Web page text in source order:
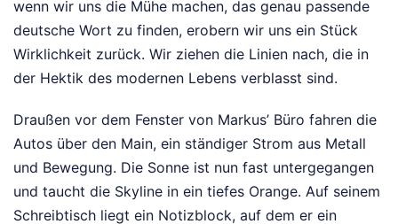
wenn wir uns die Mühe machen, das genau passende
deutsche Wort zu finden, erobern wir uns ein Stück
Wirklichkeit zurück. Wir ziehen die Linien nach, die in
der Hektik des modernen Lebens verblasst sind.
Draußen vor dem Fenster von Markus’ Büro fahren die
Autos über den Main, ein ständiger Strom aus Metall
und Bewegung. Die Sonne ist nun fast untergegangen
und taucht die Skyline in ein tiefes Orange. Auf seinem
Schreibtisch liegt ein Notizblock, auf dem er ein